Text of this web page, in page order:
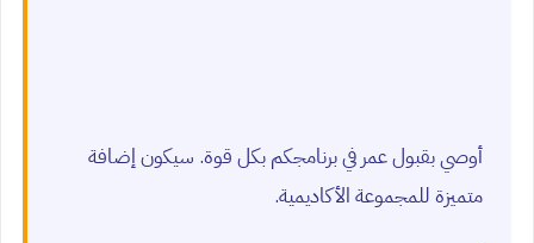
أوصي بقبول عمر في برنامجكم بكل قوة. سيكون إضافة
متميزة للمجموعة الأكاديمية.